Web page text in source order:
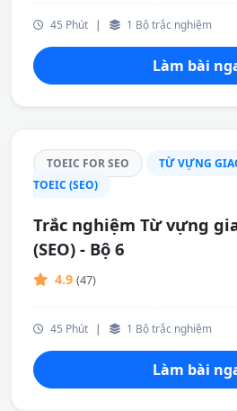
45 Phút | 1 Bộ trắc nghiệm
Làm bài
TOEIC FOR SEO
TỪ VỰNG
TOEIC (SEO)
Trắc nghiệm Từ vựng
(SEO) - Bộ 6
4.9 (47)
45 Phút | 1 Bộ trắc nghiệm
Làm bài